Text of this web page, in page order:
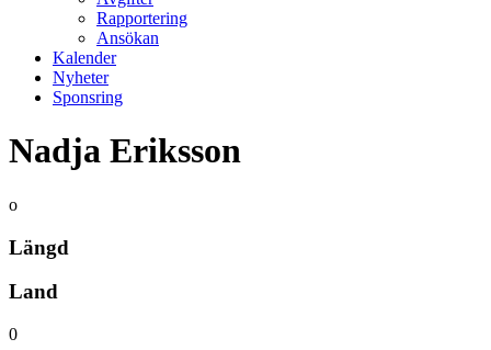
Rapportering
Ansökan
Kalender
Nyheter
Sponsring
Nadja Eriksson
o
Längd
Land
0